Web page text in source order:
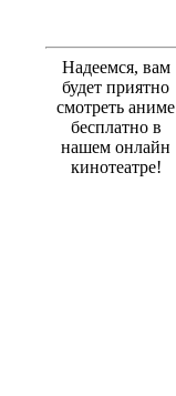
Надеемся, вам
будет приятно
смотреть аниме
бесплатно в
нашем онлайн
кинотеатре!